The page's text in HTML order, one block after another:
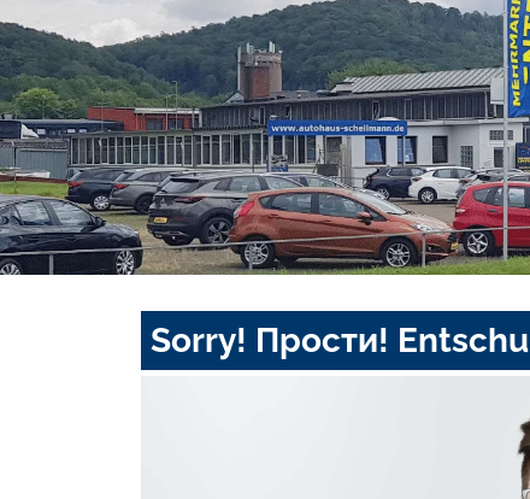
Sorry! Прости!